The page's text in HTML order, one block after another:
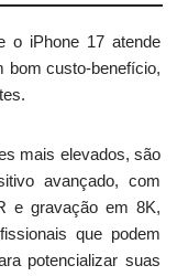
o iPhone 17 atende
bom custo-benefício,
mais elevados, são
avançado, com
e gravação em 8K,
que podem
potencializar suas